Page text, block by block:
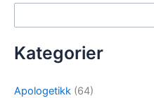
Kategorier
Apologetikk (64)